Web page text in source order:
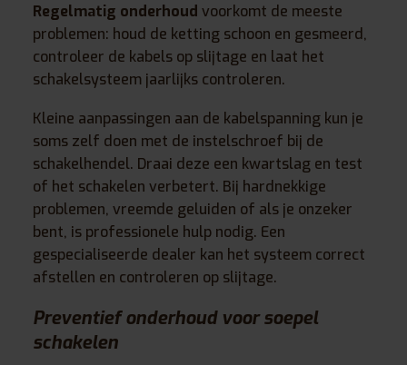
Regelmatig onderhoud voorkomt de meeste
problemen: houd de ketting schoon en gesmeerd,
controleer de kabels op slijtage en laat het
schakelsysteem jaarlijks controleren.
Kleine aanpassingen aan de kabelspanning kun je
soms zelf doen met de instelschroef bij de
schakelhendel. Draai deze een kwartslag en test
of het schakelen verbetert. Bij hardnekkige
problemen, vreemde geluiden of als je onzeker
bent, is professionele hulp nodig. Een
gespecialiseerde dealer kan het systeem correct
afstellen en controleren op slijtage.
Preventief onderhoud voor soepel
schakelen